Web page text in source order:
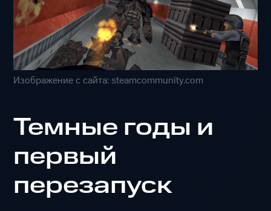
Изображение с сайта: steamcommunity.com
Темные годы и
первый
перезапуск